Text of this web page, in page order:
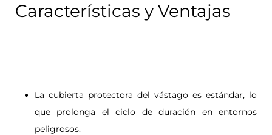
Características y Ventajas
La cubierta protectora del vástago es estándar, lo
que prolonga el ciclo de duración en entornos
peligrosos.